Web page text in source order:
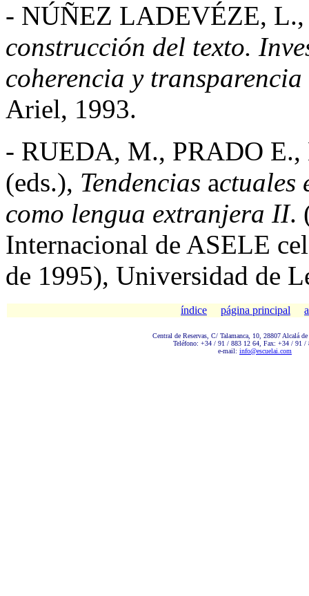
- NÚÑEZ LADEVÉZE,
construcción del texto.
coherencia y
Ariel, 1993.
- RUEDA, M., PRADO
(eds.), Tendencias actuales
como lengua extranjera II.
Internacional de ASELE
de 1995), Universidad de
índice página principal
Central de Reservas, C/ Talamanca, 10, 28807 Alcalá
Teléfono: +34 / 91 / 883 12 64, Fax: +34 / 91 /
e-mail: info@escuelai.com